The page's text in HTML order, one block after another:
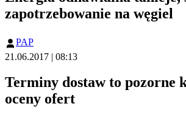
zapotrzebowanie na węgiel
PAP
21.06.2017 | 08:13
Terminy dostaw to pozorne
oceny ofert